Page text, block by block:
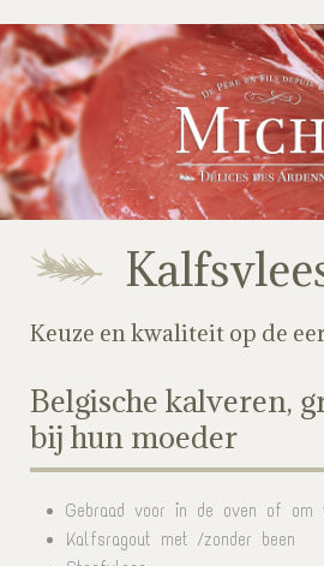
Keuze en kwaliteit op de
Belgische kalveren,
bij hun moeder
Gebraad voor in de oven of om
Kalfsragout met /zonder been